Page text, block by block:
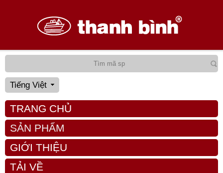
Tiếng Việt
TRANG CHỦ
SẢN PHẨM
GIỚI THIỆU
TẢI VỀ